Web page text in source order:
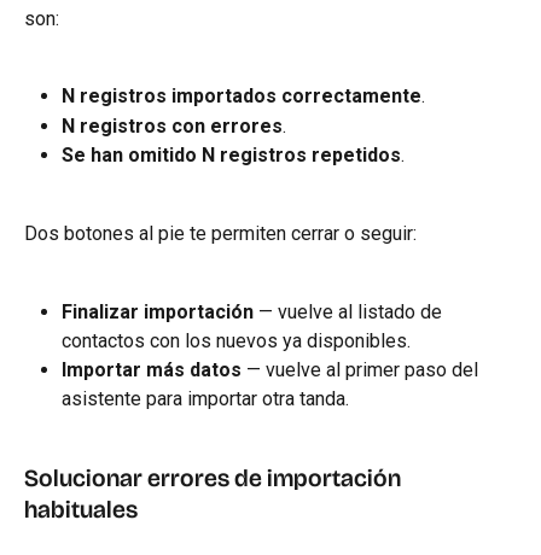
son:
N registros importados correctamente.
N registros con errores.
Se han omitido N registros repetidos.
Dos botones al pie te permiten cerrar o seguir:
Finalizar importación — vuelve al listado de
contactos con los nuevos ya disponibles.
Importar más datos — vuelve al primer paso del
asistente para importar otra tanda.
Solucionar errores de importación
habituales